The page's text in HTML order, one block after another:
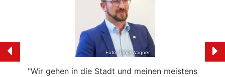
"Wir gehen in die Stadt und meinen meistens
Foto: Tanja Wagner